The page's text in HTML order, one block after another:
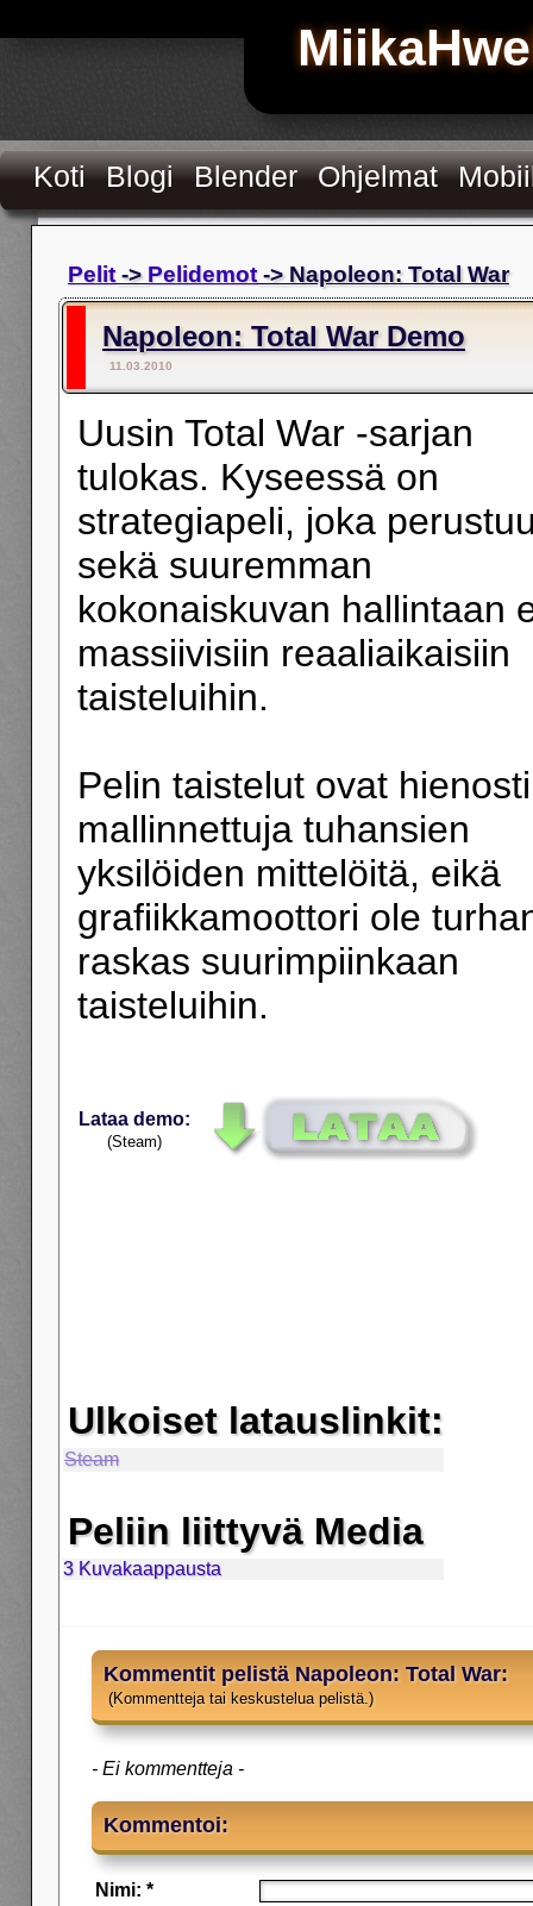
Koti Blogi Blender Ohjelmat
Pelit-> Pelidemot-> Napoleon: Total War
Napoleon: Total War Demo
11.03.2010
Uusin Total War -sarjan
tulokas. Kyseessä on
strategiapeli, joka
sekä suuremman
kokonaiskuvan hallintaan
massiivisiin reaaliaikaisiin
taisteluihin.
Pelin taistelut ovat hienosti
mallinnettuja tuhansien
yksilöiden mittelöitä, eikä
grafiikkamoottori ole
raskas suurimpiinkaan
taisteluihin.
Lataa demo:
(Steam)
Ulkoiset latauslinkit:
Steam
Peliin liittyvä Media
3 Kuvakaappausta
Kommentit pelistä Napoleon: Total War:
(Kommentteja tai keskustelua pelistä.)
- Ei kommentteja -
Kommentoi:
Nimi: *